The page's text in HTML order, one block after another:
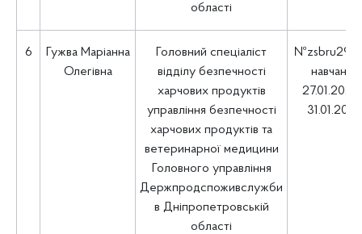
області
6
Гужва Маріанна
Олегівна
Головний спеціаліст
відділу безпечності
харчових продуктів
управління безпечності
харчових продуктів та
ветеринарної медицини
Головного управління
Держпродспоживслужби
в Дніпропетровській
області
навчання
27.01.2025
31.01.2025